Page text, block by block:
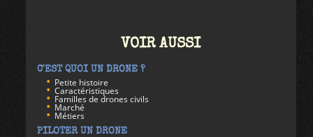
VOIR AUSSI
C'EST QUOI UN DRONE ?
Petite histoire
Caractéristiques
Familles de drones civils
Marché
Métiers
PILOTER UN DRONE